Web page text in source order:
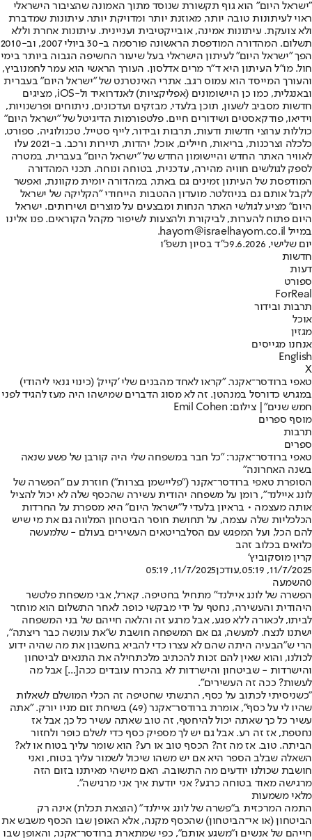
"ישראל היום" הוא גוף תקשורת שנוסד מתוך האמונה שהציבור הישראלי
ראוי לעיתונות טובה יותר, מאוזנת יותר ומדויקת יותר. עיתונות שמדברת
ולא צועקת. עיתונות אמינה, אובייקטיבית ועניינית. עיתונות אחרת וללא
תשלום. המהדורה המודפסת הראשונה פורסמה ב-30 ביולי 2007, וב-2010
הפך "ישראל היום" לעיתון הישראלי בעל שיעור החשיפה הגבוה ביותר בימי
חול. מו"ל העיתון היא ד"ר מרים אדלסון. העורך הראשי הוא עמר לחמנוביץ,
והעורך המייסד הוא עמוס רגב. אתרי האינטרנט של "ישראל היום" בעברית
ובאנגלית, כמו כן היישומונים (אפליקציות) לאנדרואיד ול-iOS, מציגים
חדשות מסביב לשעון, תוכן בלעדי, מבזקים ועדכונים, ניתוחים ופרשנויות,
וידיאו, פודקאסטים ושידורים חיים. פלטפורמות הדיגיטל של "ישראל היום"
כוללות ערוצי חדשות ודעות, תרבות ובידור, לייף סטייל, טכנולוגיה, ספורט,
כלכלה וצרכנות, בריאות, חיילים, אוכל, יהדות, תיירות ורכב. ב-2021 עלו
לאוויר האתר החדש והיישומון החדש של "ישראל היום" בעברית, במטרה
לספק לגולשים חוויה מהירה, עדכנית, בטוחה ונוחה. תכני המהדורה
המודפסת של העיתון זמינים גם באתר, במהדורה יומית מקוונת, ואפשר
לקבל אותם גם בניוזלטר. מועדון ההטבות הייחודי "הקליקה של ישראל
היום" מציע לגולשי האתר הנחות ומבצעים על מוצרים ושירותים. ישראל
היום פתוח להערות, לביקורת ולהצעות לשיפור מקהל הקוראים. פנו אלינו
במייל hayom@israelhayom.co.il.
יום שלישי, 9.6.2026
כ"ד בסיון תשפ"ו
חדשות
דעות
ספורט
ForReal
תרבות ובידור
אוכל
מגזין
אנחנו מגייסים
English
X
טאפי ברודסר־אקנר. "קראו לאחד מהבנים שלי 'קייק' (כינוי גנאי ליהודי)
במגרש כדורסל במנהטן. זה לא מסוג הדברים שמישהו היה מעז להגיד לפני
חמש שנים"| צילום: Emil Cohen
מוסף ספרים
תרבות
ספרים
טאפי ברודסר־אקנר: "כל חבר במשפחה שלי היה קורבן של פשע שנאה
בשנה האחרונה"
הסופרת טאפי ברודסר־אקנר ("פליישמן בצרות") חוזרת עם "הפשרה של
לונג איילנד", רומן על משפחה יהודית עשירה שהכסף שלה לא יכול להציל
אותה מעצמה • בראיון בלעדי ל"ישראל היום" היא מספרת על החרדות
הכלכליות שלה עצמה, על תחושת חוסר הביטחון המלווה גם את מי שיש
להם הכל, ועל המפגש עם הסלבריטאים העשירים בעולם - שלמעשה
כלואים בכלוב זהב
קרין מוסקוביץ'
11/7/2025, 05:19
,עודכן11/7/2025, 05:19
0השמעה
הפשרה של לונג איילנד" מתחיל בחטיפה. קארל, אבי משפחת פלטשר
היהודית והעשירה, נחטף על ידי מבקשי כופר. לאחר התשלום הוא מוחזר
לביתו, לכאורה ללא פגע, אבל מרגע זה והלאה חייהם של בני המשפחה
ישתנו לנצח. למעשה, גם אם המשפחה חושבת ש"את עונשה כבר ריצתה",
הרי ש"הבעיה היתה שהם לא עצרו כדי להביא בחשבון את מה שהיה ידוע
לכולנו, והוא שאין להם זכות להכתיב מלכתחילה את התנאים לביטחון
והישרדות - שביטחון והישרדות לא בהכרח עובדים ככה[...] אבל מה
לעשות? ככה זה העשירים".
"כשניסיתי לכתוב על כסף, הרגשתי שחטיפה זה הכלי המושלם לשאלות
שהיו לי על כסף", אומרת ברודסר־אקנר (49) בשיחת זום מניו יורק. "אתה
עשיר כל כך שאתה יכול להיחטף, זה טוב שאתה עשיר כל כך, אבל אז
נחטפת, אז זה רע. אבל גם יש לך מספיק כסף כדי לשלם כופר ולחזור
הביתה. טוב. אז מה זה? הכסף טוב או רע? הוא שומר עליך בטוח או לא?
השאלה שבלב הספר היא אם יש משהו שיכול לשמור עליך בטוח, ואני
חושבת שכולנו יודעים מה התשובה. האם מישהי מאיתנו בזום הזה
מרגישה מאוד בטוחה כרגע? אני יודעת איך אני מרגישה".
מלאי משמעות
התמה המרכזית ב"פשרה של לונג איילנד" (הוצאת תכלת) אינה רק
הביטחון (או אי־הביטחון) שהכסף מקנה, אלא האופן שבו הכסף משבש את
חייהם של אנשים ו"משגע אותם", כפי שמתארת ברודסר־אקנר, והאופן שבו